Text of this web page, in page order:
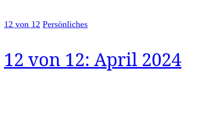
12 von 12 Persönliches
12 von 12: April 2024